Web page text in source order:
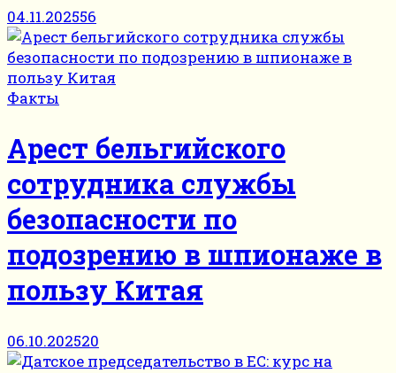
04.11.202556
Факты
Арест бельгийского
сотрудника службы
безопасности по
подозрению в шпионаже в
пользу Китая
06.10.202520